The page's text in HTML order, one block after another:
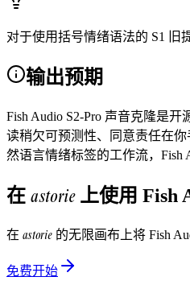
对于使用括号情绪语法的 S1 旧
输出预期
Fish Audio S2-Pro 声音克隆是
读稍欠可预测性、同意责任在
然语言情绪标签的工作流，Fish
在 astorie上使用 Fish
在 astorie 的无限画布上将 Fish
免费开始